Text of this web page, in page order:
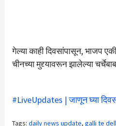
गेल्या काही दिवसांपासून, भाजप
चीनच्या मुद्द्यावरून झालेल्या
#LiveUpdates | जाणून घ्या
Tags: daily news update, galli te